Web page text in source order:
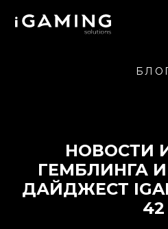
НОВОСТИ
ГЕМБЛИНГА
ДАЙДЖЕСТ
42